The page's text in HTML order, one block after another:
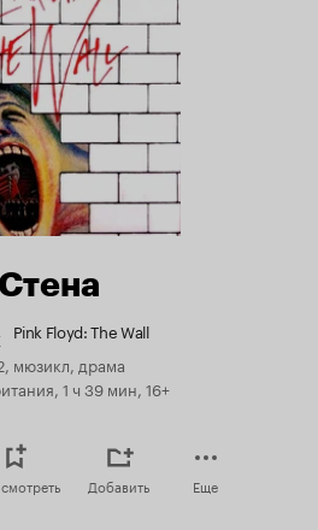
Стена
Pink Floyd: The Wall
мюзикл, драма
1 ч 39 мин, 16+
Добавить Еще